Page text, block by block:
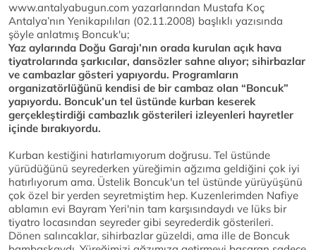
www.antalyabugun.com yazarlarından Mustafa Koç
Antalya’nın Yenikapılıları (02.11.2008) başlıklı yazısında
şöyle anlatmış Boncuk'u;
Yaz aylarında Doğu Garajı’nın orada kurulan açık hava
tiyatrolarında şarkıcılar, dansözler sahne alıyor; sihirbazlar
ve cambazlar gösteri yapıyordu. Programların
organizatörlüğünü kendisi de bir cambaz olan “Boncuk”
yapıyordu. Boncuk’un tel üstünde kurban keserek
gerçekleştirdiği cambazlık gösterileri izleyenleri hayretler
içinde bırakıyordu.
Kurban kestiğini hatırlamıyorum doğrusu. Tel üstünde
yürüdüğünü seyrederken yüreğimin ağzıma geldiğini çok iyi
hatırlıyorum ama. Üstelik Boncuk'un tel üstünde yürüyüşünü
çok özel bir yerden seyretmiştim hep. Kuzenlerimden Nafiye
ablamın evi Bayram Yeri'nin tam karşısındaydı ve lüks bir
tiyatro locasından seyreder gibi seyrederdik gösterileri.
Dönen salıncaklar, sihirbazlar güzeldi, ama ille de Boncuk